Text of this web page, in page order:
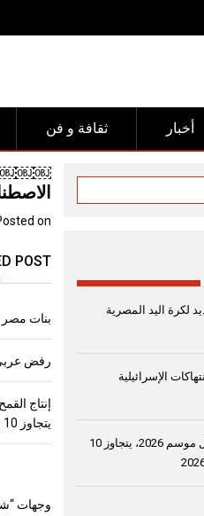
ثقافة و فن أخبار
￼￼￼￼
on
POST
بنات مصر
رفض عربي
يتجاوز 10 ملايين طن
وجهات
لكرة اليد المصرية
الإسرائيلية
إنتاج القمح في مصر خلال موسم 2026، يتجاوز 10